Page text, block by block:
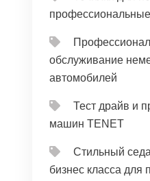
обслуживание
автомобилей
Тест драйв и
машин TENET
Стильный
бизнес класса для